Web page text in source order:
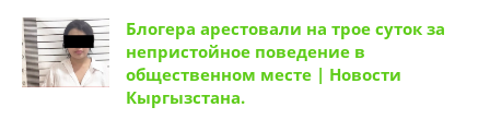
Блогера арестовали на трое суток за
непристойное поведение в
общественном месте | Новости
Кыргызстана.